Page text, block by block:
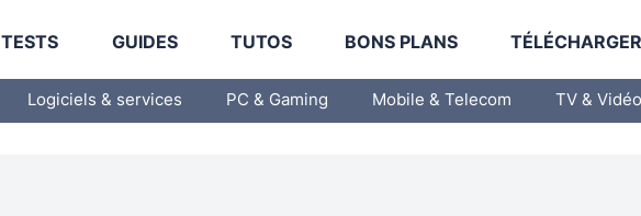
TESTS GUIDES TUTOS BONS PLANS
Logiciels & services PC & Gaming Mobile & Telecom TV & Vidéo